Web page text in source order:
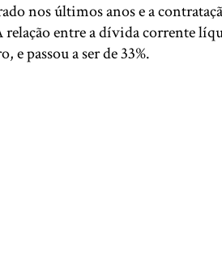
nos últimos anos e a
entre a dívida corrente
e passou a ser de 33%.